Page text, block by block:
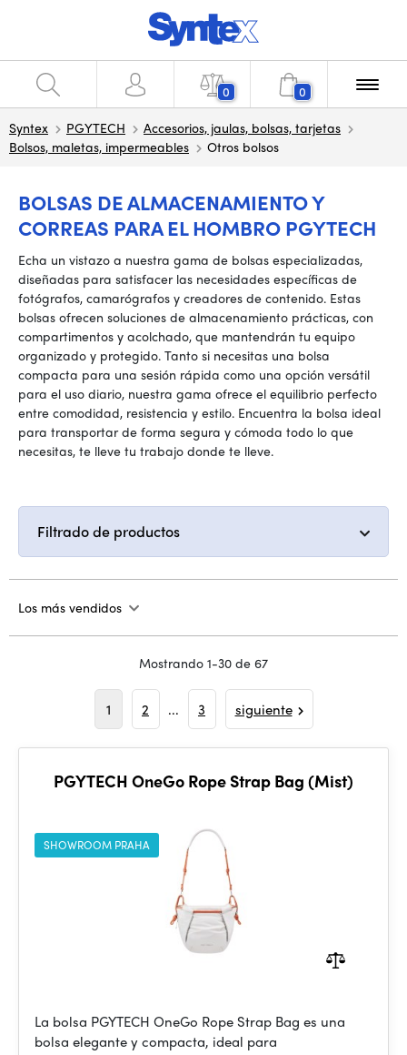
0 0
Syntex PGYTECH
Accesorios, jaulas, bolsas, tarjetas
Bolsos, maletas, impermeables
Otros bolsos
BOLSAS DE ALMACENAMIENTO Y
CORREAS PARA EL HOMBRO PGYTECH
Echa un vistazo a nuestra gama de bolsas especializadas,
diseñadas para satisfacer las necesidades específicas de
fotógrafos, camarógrafos y creadores de contenido. Estas
bolsas ofrecen soluciones de almacenamiento prácticas, con
compartimentos y acolchado, que mantendrán tu equipo
organizado y protegido. Tanto si necesitas una bolsa
compacta para una sesión rápida como una opción versátil
para el uso diario, nuestra gama ofrece el equilibrio perfecto
entre comodidad, resistencia y estilo. Encuentra la bolsa ideal
para transportar de forma segura y cómoda todo lo que
necesitas, te lleve tu trabajo donde te lleve.
Filtrado de productos
Los más vendidos
Mostrando 1-30 de 67
1 2 ... 3 siguiente
PGYTECH OneGo Rope Strap Bag (Mist)
SHOWROOM PRAHA
La bolsa PGYTECH OneGo Rope Strap Bag es una
bolsa elegante y compacta, ideal para